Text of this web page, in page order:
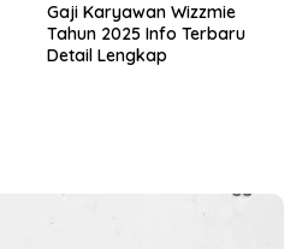
Gaji Karyawan Wizzmie
Tahun 2025 Info Terbaru
Detail Lengkap